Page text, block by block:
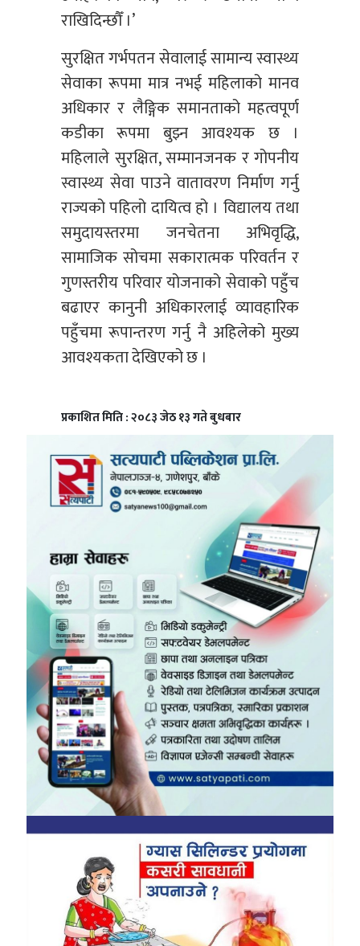
राखिदिन्छौँ ।’
सुरक्षित गर्भपतन सेवालाई सामान्य स्वास्थ्य
सेवाका रूपमा मात्र नभई महिलाको मानव
अधिकार र लैङ्गिक समानताको महत्वपूर्ण
कडीका रूपमा बुझ्न आवश्यक छ ।
महिलाले सुरक्षित, सम्मानजनक र गोपनीय
स्वास्थ्य सेवा पाउने वातावरण निर्माण गर्नु
राज्यको पहिलो दायित्व हो । विद्यालय तथा
समुदायस्तरमा जनचेतना अभिवृद्धि,
सामाजिक सोचमा सकारात्मक परिवर्तन र
गुणस्तरीय परिवार योजनाको सेवाको पहुँच
बढाएर कानुनी अधिकारलाई व्यावहारिक
पहुँचमा रूपान्तरण गर्नु नै अहिलेको मुख्य
आवश्यकता देखिएको छ ।
प्रकाशित मिति : २०८३ जेठ १३ गते बुधबार